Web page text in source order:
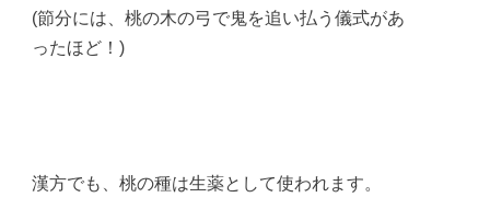
(節分には、桃の木の弓で鬼を追い払う儀式があ
ったほど！)
漢方でも、桃の種は生薬として使われます。